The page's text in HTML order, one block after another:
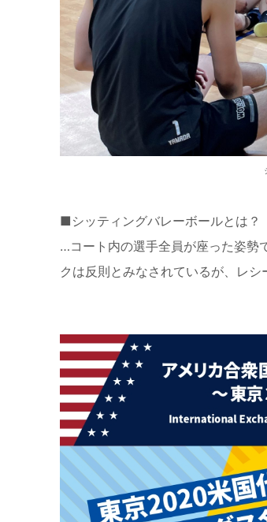
■シッティングバレーボールとは？
…コート内の選手全員が座った姿勢
クは反則とみなされているが、レ